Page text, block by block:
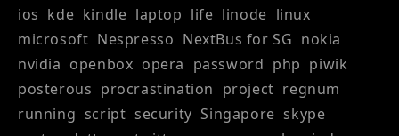
ios kde kindle laptop life linode linux
microsoft Nespresso NextBus for SG nokia
nvidia openbox opera password php piwik
posterous procrastination project regnum
running script security Singapore skype